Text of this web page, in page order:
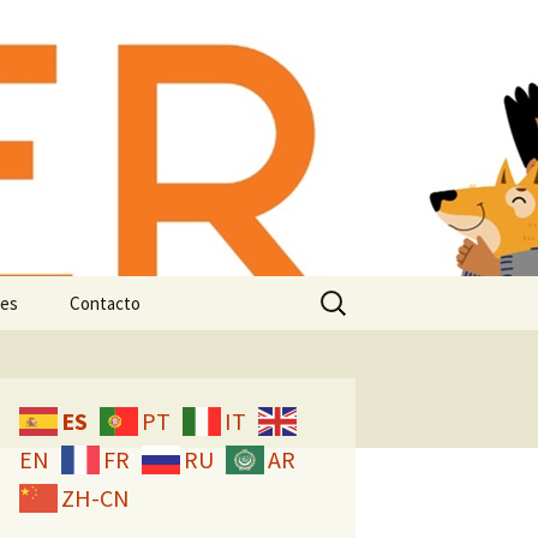
animal:
Contacto
Buscar:
ES PT
IT
EN
FR RU
AR
ZH-CN